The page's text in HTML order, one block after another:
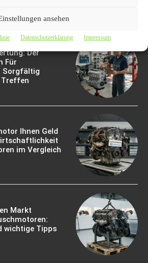
ansehen
Datenschutzerklärung Impressum
Der
Für
Sorgfältig
Treffen
Ihnen Geld
im Vergleich
Markt
wichtige Tipps